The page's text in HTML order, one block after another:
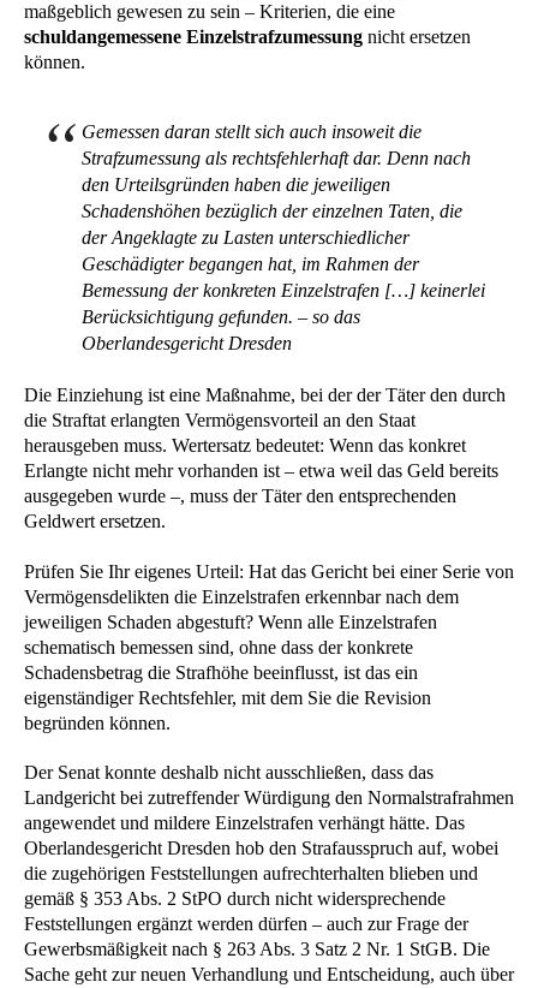
maßgeblich gewesen zu sein – Kriterien, die eine
schuldangemessene Einzelstrafzumessung nicht ersetzen
können.
Gemessen daran stellt sich auch insoweit die
Strafzumessung als rechtsfehlerhaft dar. Denn nach
den Urteilsgründen haben die jeweiligen
Schadenshöhen bezüglich der einzelnen Taten, die
der Angeklagte zu Lasten unterschiedlicher
Geschädigter begangen hat, im Rahmen der
Bemessung der konkreten Einzelstrafen […] keinerlei
Berücksichtigung gefunden. – so das
Oberlandesgericht Dresden
Die Einziehung ist eine Maßnahme, bei der der Täter den durch
die Straftat erlangten Vermögensvorteil an den Staat
herausgeben muss. Wertersatz bedeutet: Wenn das konkret
Erlangte nicht mehr vorhanden ist – etwa weil das Geld bereits
ausgegeben wurde –, muss der Täter den entsprechenden
Geldwert ersetzen.
Prüfen Sie Ihr eigenes Urteil: Hat das Gericht bei einer Serie von
Vermögensdelikten die Einzelstrafen erkennbar nach dem
jeweiligen Schaden abgestuft? Wenn alle Einzelstrafen
schematisch bemessen sind, ohne dass der konkrete
Schadensbetrag die Strafhöhe beeinflusst, ist das ein
eigenständiger Rechtsfehler, mit dem Sie die Revision
begründen können.
Der Senat konnte deshalb nicht ausschließen, dass das
Landgericht bei zutreffender Würdigung den Normalstrafrahmen
angewendet und mildere Einzelstrafen verhängt hätte. Das
Oberlandesgericht Dresden hob den Strafausspruch auf, wobei
die zugehörigen Feststellungen aufrechterhalten blieben und
gemäß § 353 Abs. 2 StPO durch nicht widersprechende
Feststellungen ergänzt werden dürfen – auch zur Frage der
Gewerbsmäßigkeit nach § 263 Abs. 3 Satz 2 Nr. 1 StGB. Die
Sache geht zur neuen Verhandlung und Entscheidung, auch über